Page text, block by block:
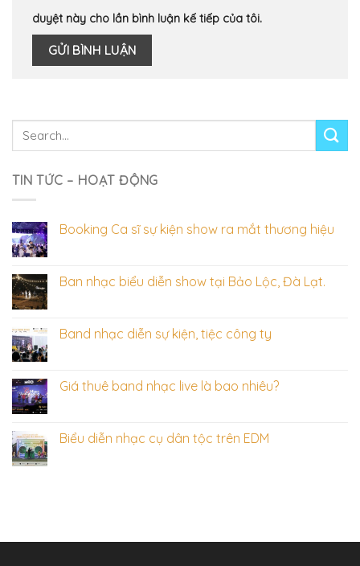
duyệt này cho lần bình luận kế tiếp của tôi.
TIN TỨC – HOẠT ĐỘNG
Booking Ca sĩ sự kiện show ra mắt thương hiệu
Ban nhạc biểu diễn show tại Bảo Lộc, Đà Lạt.
Band nhạc diễn sự kiện, tiệc công ty
Giá thuê band nhạc live là bao nhiêu?
Biểu diễn nhạc cụ dân tộc trên EDM